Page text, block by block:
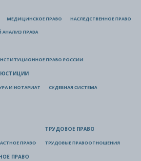
МЕДИЦИНСКОЕ ПРАВО НАСЛЕДСТВЕННОЕ ПРАВО
ПРАВА
ПРАВО РОССИИ
ЮСТИЦИИ
И НОТАРИАТ СУДЕБНАЯ СИСТЕМА
ПРАВО
ТРУДОВОЕ ПРАВО
ТРУДОВЫЕ ПРАВООТНОШЕНИЯ
ПРАВО